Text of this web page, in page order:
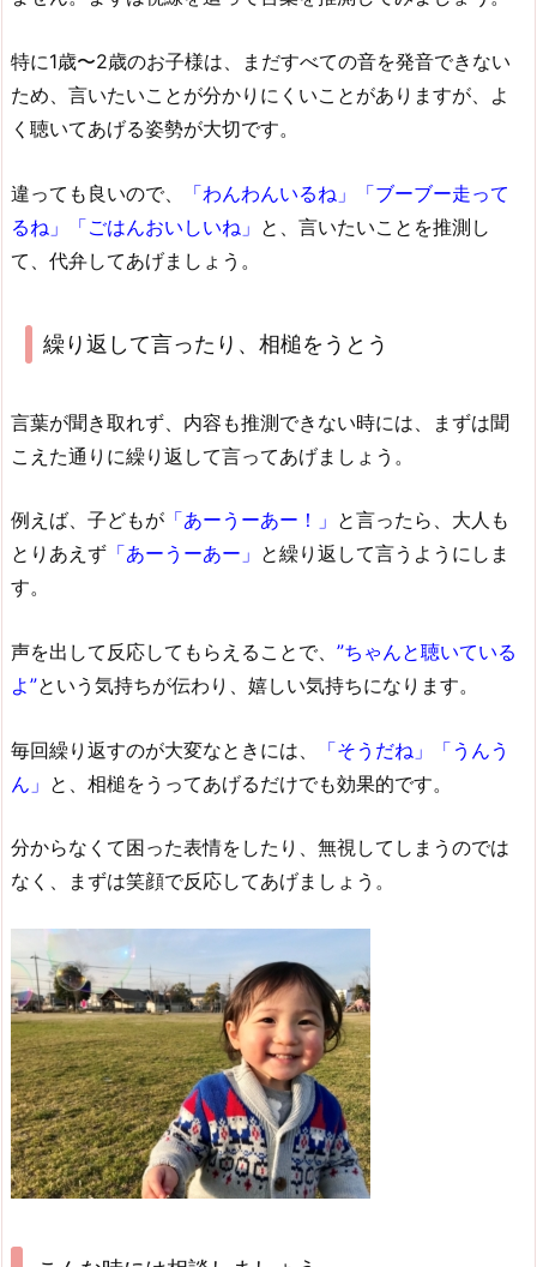
特に1歳〜2歳のお子様は、まだすべての音を発音できない
ため、言いたいことが分かりにくいことがありますが、よ
く聴いてあげる姿勢が大切です。
違っても良いので、
「わんわんいるね」「ブーブー走って
るね」「ごはんおいしいね」 と、言いたいことを推測し
て、代弁してあげましょう。
繰り返して言ったり、相槌をうとう
言葉が聞き取れず、内容も推測できない時には、まずは聞
こえた通りに繰り返して言ってあげましょう。
例えば、子どもが 「あーうーあー！」 と言ったら、大人も
とりあえず 「あーうーあー」 と繰り返して言うようにしま
す。
声を出して反応してもらえることで、 ”ちゃんと聴いている
よ”という気持ちが伝わり、嬉しい気持ちになります。
毎回繰り返すのが大変なときには、
「そうだね」「うんう
ん」 と、相槌をうってあげるだけでも効果的です。
分からなくて困った表情をしたり、無視してしまうのでは
なく、まずは笑顔で反応してあげましょう。